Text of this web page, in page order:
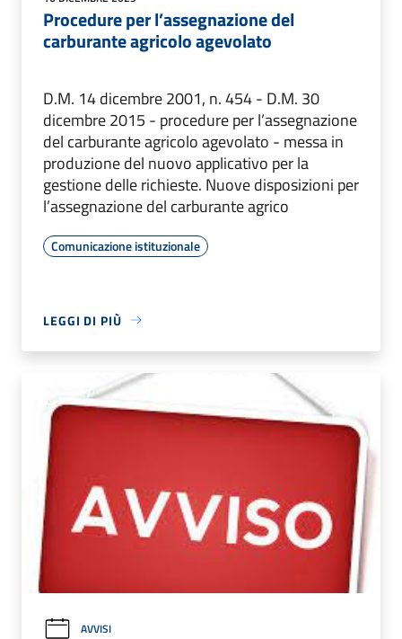
Procedure per l’assegnazione del
carburante agricolo agevolato
D.M. 14 dicembre 2001, n. 454 - D.M. 30
dicembre 2015 - procedure per l’assegnazione
del carburante agricolo agevolato - messa in
produzione del nuovo applicativo per la
gestione delle richieste. Nuove disposizioni per
l’assegnazione del carburante agrico
Comunicazione istituzionale
LEGGI DI PIÙ
AVVISI